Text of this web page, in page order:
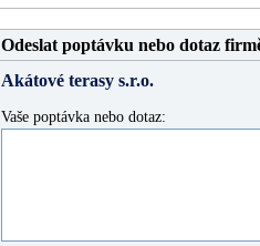
Odeslat poptávku nebo dotaz
Akátové terasy s.r.o.
Vaše poptávka nebo dotaz: